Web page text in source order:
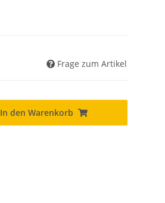
Frage zum Artikel
In den Warenkorb